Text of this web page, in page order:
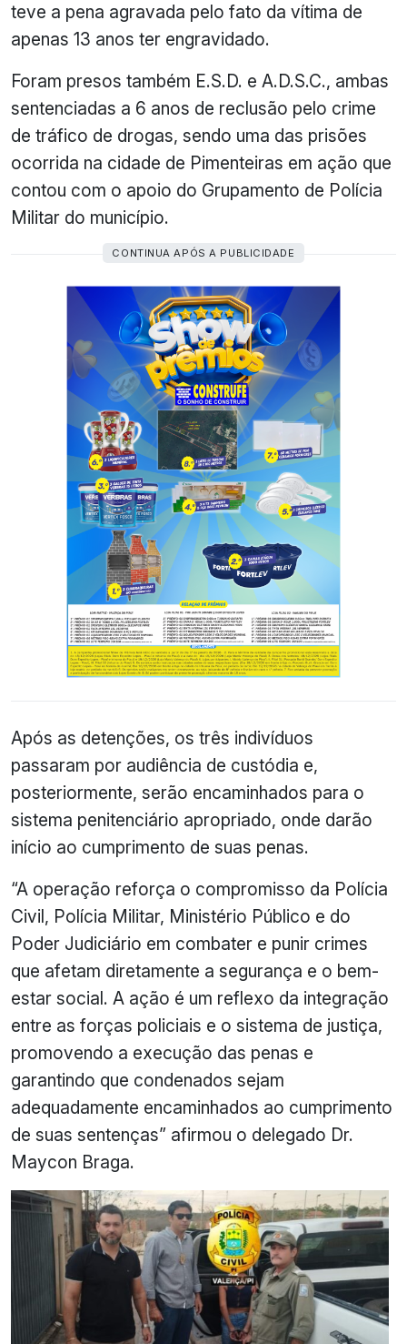
teve a pena agravada pelo fato da vítima de
apenas 13 anos ter engravidado.
Foram presos também E.S.D. e A.D.S.C., ambas
sentenciadas a 6 anos de reclusão pelo crime
de tráfico de drogas, sendo uma das prisões
ocorrida na cidade de Pimenteiras em ação que
contou com o apoio do Grupamento de Polícia
Militar do município.
CONTINUA APÓS A PUBLICIDADE
Após as detenções, os três indivíduos
passaram por audiência de custódia e,
posteriormente, serão encaminhados para o
sistema penitenciário apropriado, onde darão
início ao cumprimento de suas penas.
“A operação reforça o compromisso da Polícia
Civil, Polícia Militar, Ministério Público e do
Poder Judiciário em combater e punir crimes
que afetam diretamente a segurança e o bem-
estar social. A ação é um reflexo da integração
entre as forças policiais e o sistema de justiça,
promovendo a execução das penas e
garantindo que condenados sejam
adequadamente encaminhados ao cumprimento
de suas sentenças” afirmou o delegado Dr.
Maycon Braga.